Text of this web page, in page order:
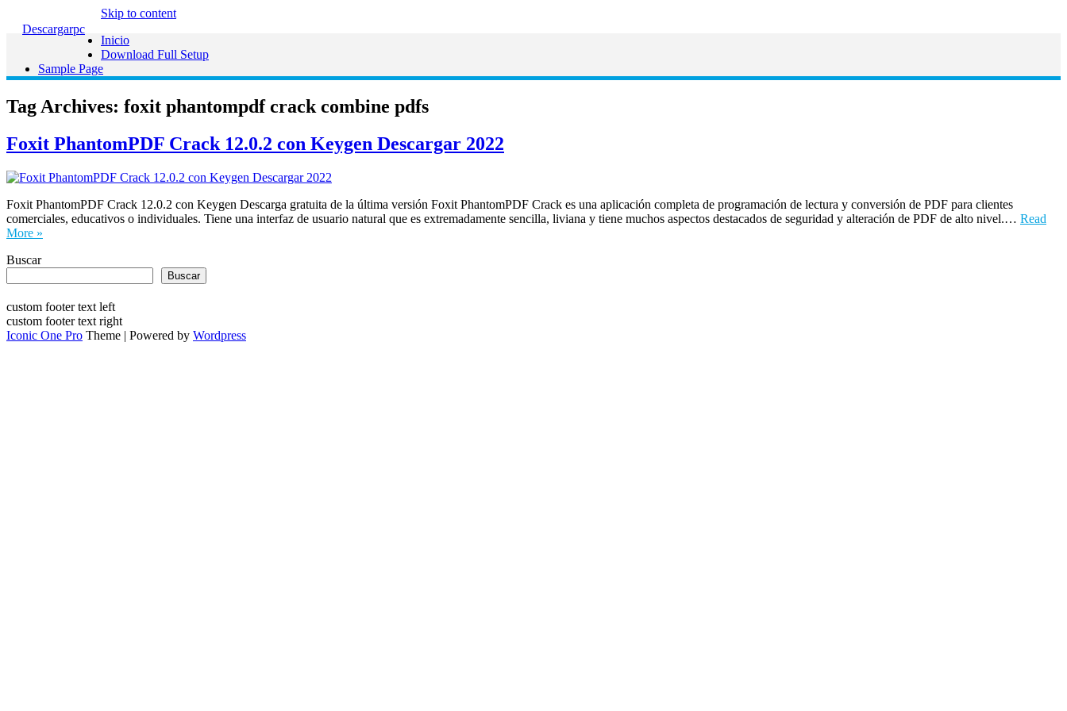
Descargarpc
Skip to content
Inicio
Download Full Setup
Sample Page
Tag Archives: foxit phantompdf crack combine pdfs
Foxit PhantomPDF Crack 12.0.2 con Keygen Descargar 2022
Foxit PhantomPDF Crack 12.0.2 con Keygen Descarga gratuita de la última versión Foxit PhantomPDF Crack es una aplicación completa de programación de lectura y conversión de PDF para clientes
comerciales, educativos o individuales. Tiene una interfaz de usuario natural que es extremadamente sencilla, liviana y tiene muchos aspectos destacados de seguridad y alteración de PDF de alto nivel.… Read
More »
Buscar
Buscar
custom footer text left
custom footer text right
Iconic One Pro Theme | Powered by Wordpress